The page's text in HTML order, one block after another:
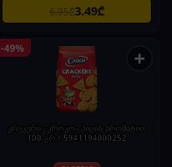
6.95₾3.49₾
-49% +
კრეკერი "კროკო" პიცის არომატით
100 გრ / 5941194000252